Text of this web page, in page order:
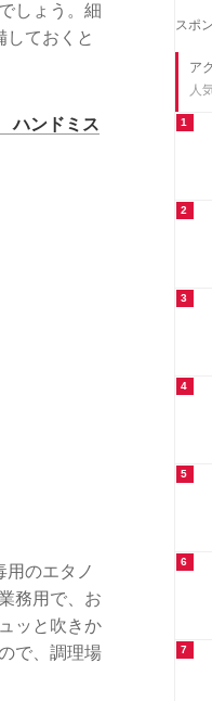
しょう。細
ておくと
ンドミス
用のエタノ
務用で、お
ッと吹きか
で、調理場
スポ
ア
人
1
2
3
4
5
6
7